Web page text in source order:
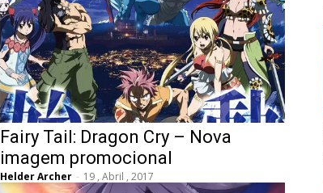
Fairy Tail: Dragon Cry – Nova
imagem promocional
Helder Archer - 19 , Abril , 2017